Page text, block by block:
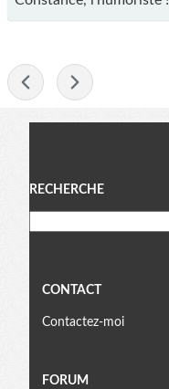
Menu
RECHERCHE
CONTACT
Contactez-moi
FORUM